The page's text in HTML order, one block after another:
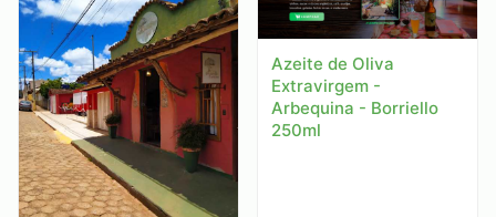
Azeite de Oliva
Extravirgem -
Arbequina - Borriello
250ml